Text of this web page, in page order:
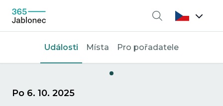
Vyhledávání
Události Místa Pro pořadatele
Po 6. 10. 2025